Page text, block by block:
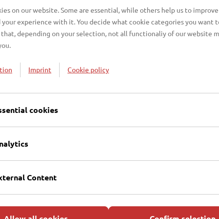
Um das Abwasser aus jedem
können, sind in Lübeck 90
fördern. Das größte Pumpwerk befindet sich am
Anforderungen ausgesetzt. Korrosion,
der Pumpwerke rund um die Uhr notwendig. 19,5
liegt bei rund 2,5 Mio. kWh im Jahr.
einige Grundstücke nicht an die Kanalisation
vom Grundstückseigentümer betrieben
und das Abwasser aus abflusslosen Gruben
on our website. Some are essential, while others help us to
experience with it. You decide what cookie categories you want
depending on your selection, not all functionaliy of our website
Imprint Cookie policy
cookies
Content